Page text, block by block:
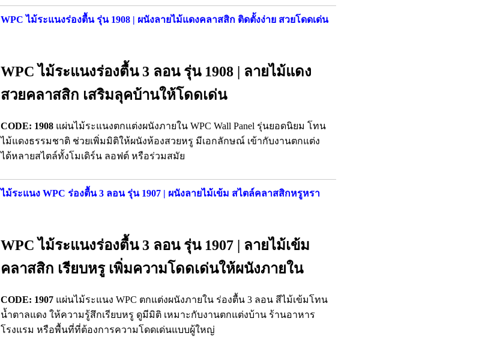
WPC ไม้ระแนงร่องตื้น รุ่น 1908 | ผนังลายไม้แดงคลาสสิก ติดตั้งง่าย สวยโดดเด่น
WPC ไม้ระแนงร่องตื้น 3 ลอน รุ่น 1908 | ลายไม้แดง
สวยคลาสสิก เสริมลุคบ้านให้โดดเด่น
CODE: 1908 แผ่นไม้ระแนงตกแต่งผนังภายใน WPC Wall Panel รุ่นยอดนิยม โทน
ไม้แดงธรรมชาติ ช่วยเพิ่มมิติให้ผนังห้องสวยหรู มีเอกลักษณ์ เข้ากับงานตกแต่ง
ได้หลายสไตล์ทั้งโมเดิร์น ลอฟต์ หรือร่วมสมัย
ไม้ระแนง WPC ร่องตื้น 3 ลอน รุ่น 1907 | ผนังลายไม้เข้ม สไตล์คลาสสิกหรูหรา
WPC ไม้ระแนงร่องตื้น 3 ลอน รุ่น 1907 | ลายไม้เข้ม
คลาสสิก เรียบหรู เพิ่มความโดดเด่นให้ผนังภายใน
CODE: 1907 แผ่นไม้ระแนง WPC ตกแต่งผนังภายใน ร่องตื้น 3 ลอน สีไม้เข้มโทน
น้ำตาลแดง ให้ความรู้สึกเรียบหรู ดูมีมิติ เหมาะกับงานตกแต่งบ้าน ร้านอาหาร
โรงแรม หรือพื้นที่ที่ต้องการความโดดเด่นแบบผู้ใหญ่